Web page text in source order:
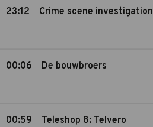
23:12 Crime scene investigation
00:06 De bouwbroers
00:59 Teleshop 8: Telvero